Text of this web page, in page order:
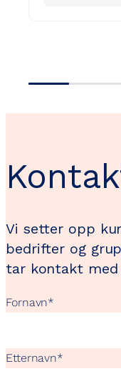
Vi setter opp
bedrifter og
tar kontakt med
Fornavn*
Etternavn*